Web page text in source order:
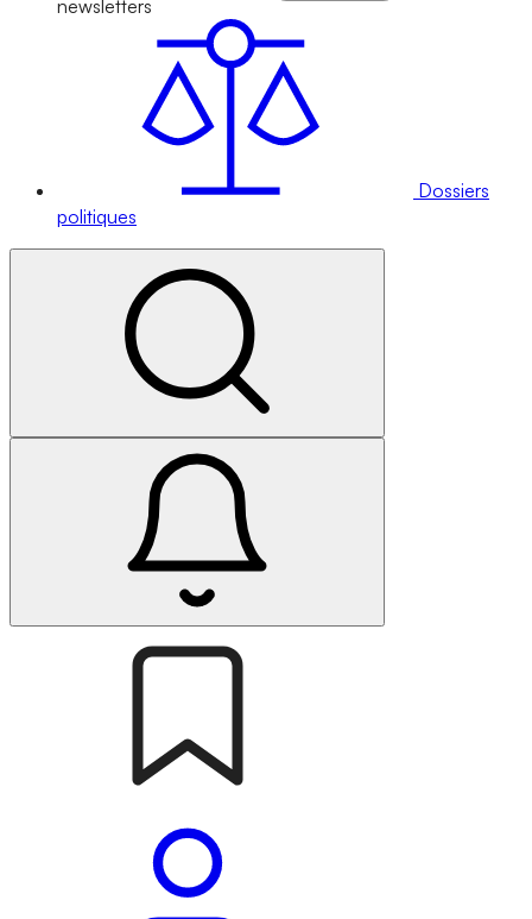
newsletters
Dossiers
politiques